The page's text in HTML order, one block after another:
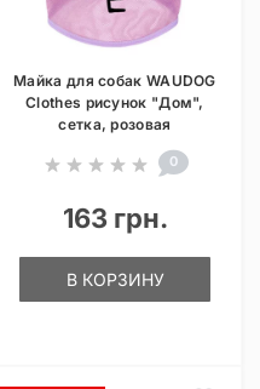
Майка для собак WAUDOG
Clothes рисунок "Дом",
сетка, розовая
0
163 грн.
В КОРЗИНУ